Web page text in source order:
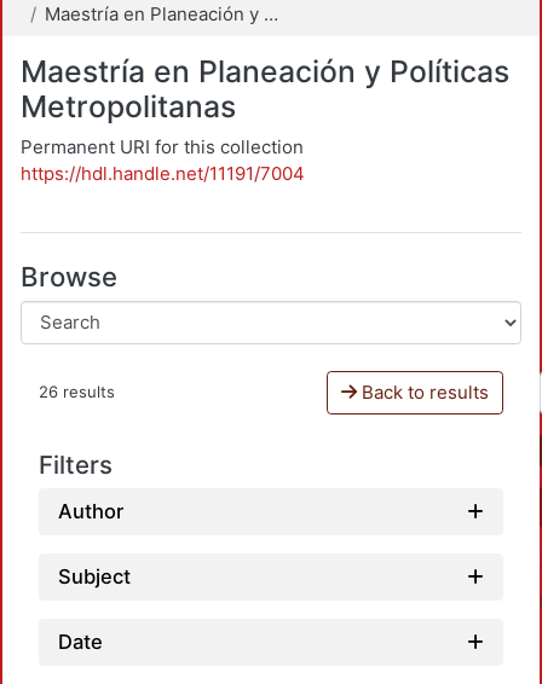
Maestría en Planeación y Políticas Metropolitanas
Maestría en Planeación y Políticas
Metropolitanas
Permanent URI for this collection
https://hdl.handle.net/11191/7004
Browse
26 results Back to results
Filters
Author
Subject
Date